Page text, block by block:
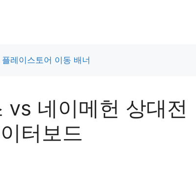
네이메헌 상대전
터보드